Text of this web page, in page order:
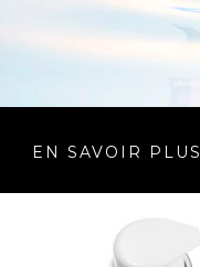
EN SAVOIR PLUS